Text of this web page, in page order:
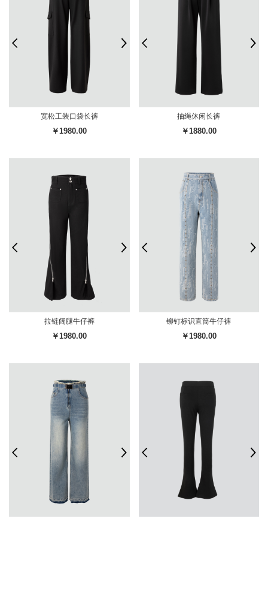
宽松工装口袋长裤
￥1980.00
抽绳休闲长裤
￥1880.00
拉链阔腿牛仔裤
￥1980.00
铆钉标识直筒牛仔裤
￥1980.00